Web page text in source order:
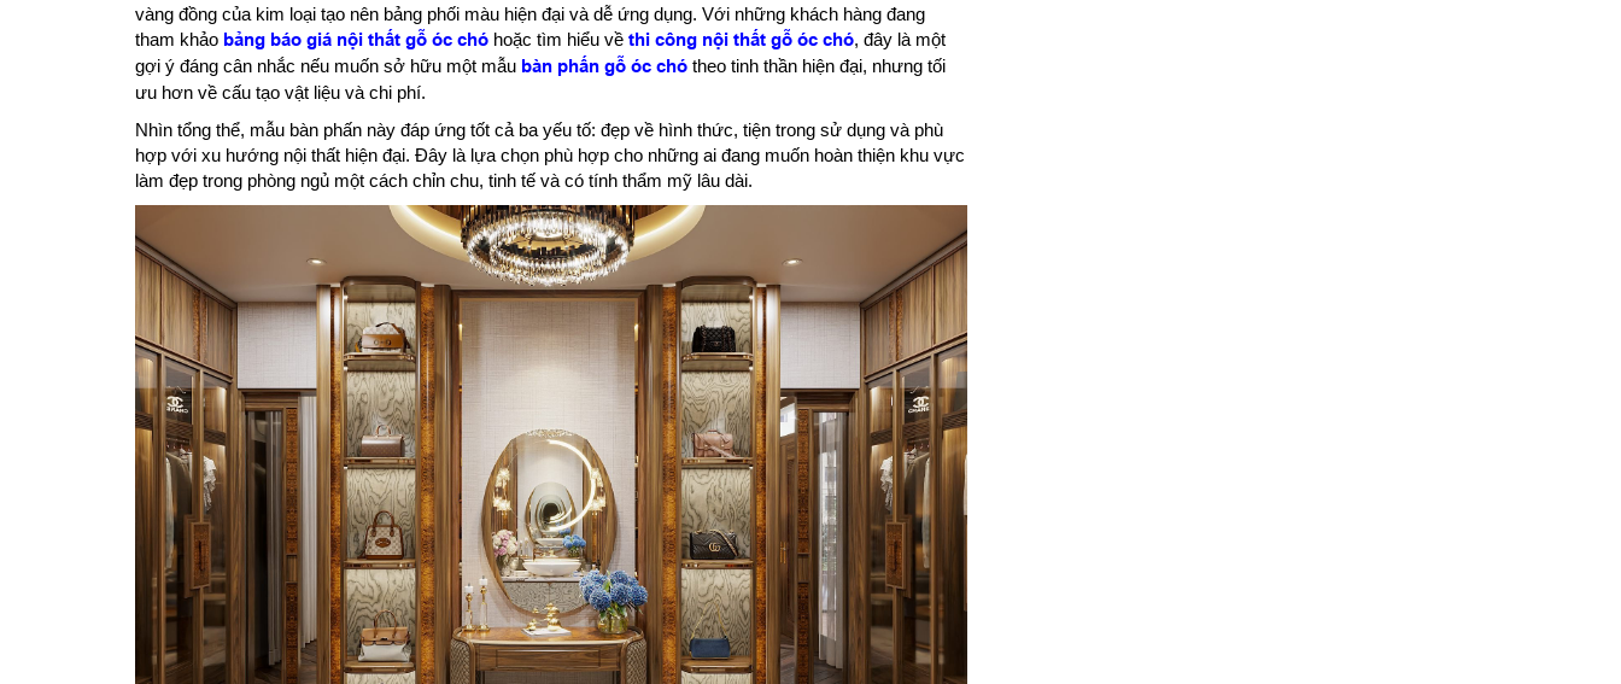
vàng đồng của kim loại tạo nên bảng phối màu hiện đại và dễ ứng dụng. Với những khách hàng đang
tham khảo bảng báo giá nội thất gỗ óc chó hoặc tìm hiểu về thi công nội thất gỗ óc chó, đây là một
gợi ý đáng cân nhắc nếu muốn sở hữu một mẫu bàn phấn gỗ óc chó theo tinh thần hiện đại, nhưng tối
ưu hơn về cấu tạo vật liệu và chi phí.
Nhìn tổng thể, mẫu bàn phấn này đáp ứng tốt cả ba yếu tố: đẹp về hình thức, tiện trong sử dụng và phù
hợp với xu hướng nội thất hiện đại. Đây là lựa chọn phù hợp cho những ai đang muốn hoàn thiện khu vực
làm đẹp trong phòng ngủ một cách chỉn chu, tinh tế và có tính thẩm mỹ lâu dài.